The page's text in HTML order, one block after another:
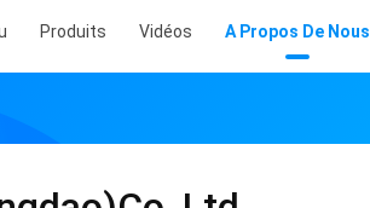
Produits Vidéos A Propos De Nous